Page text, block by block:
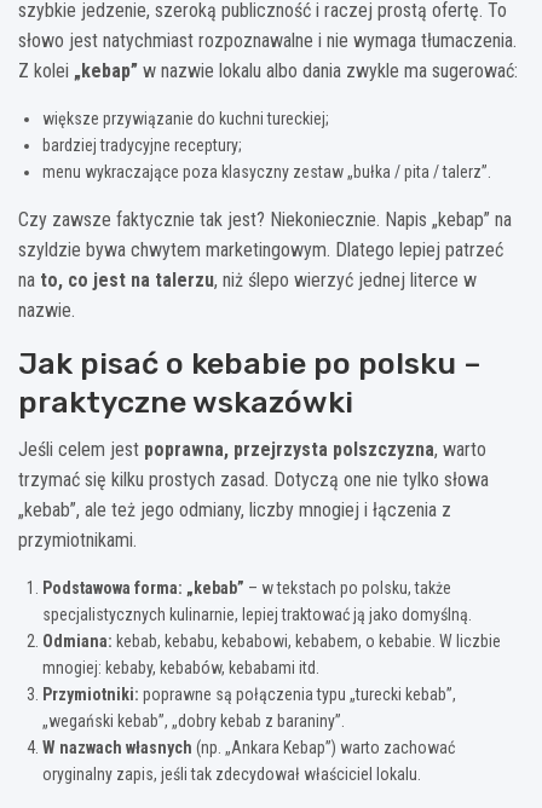
szybkie jedzenie, szeroką publiczność i raczej prostą ofertę. To
słowo jest natychmiast rozpoznawalne i nie wymaga tłumaczenia.
Z kolei „kebap” w nazwie lokalu albo dania zwykle ma sugerować:
większe przywiązanie do kuchni tureckiej;
bardziej tradycyjne receptury;
menu wykraczające poza klasyczny zestaw „bułka / pita / talerz”.
Czy zawsze faktycznie tak jest? Niekoniecznie. Napis „kebap” na
szyldzie bywa chwytem marketingowym. Dlatego lepiej patrzeć
na to, co jest na talerzu, niż ślepo wierzyć jednej literce w
nazwie.
Jak pisać o kebabie po polsku –
praktyczne wskazówki
Jeśli celem jest poprawna, przejrzysta polszczyzna, warto
trzymać się kilku prostych zasad. Dotyczą one nie tylko słowa
„kebab”, ale też jego odmiany, liczby mnogiej i łączenia z
przymiotnikami.
Podstawowa forma: „kebab” – w tekstach po polsku, także
specjalistycznych kulinarnie, lepiej traktować ją jako domyślną.
Odmiana: kebab, kebabu, kebabowi, kebabem, o kebabie. W liczbie
mnogiej: kebaby, kebabów, kebabami itd.
Przymiotniki: poprawne są połączenia typu „turecki kebab”,
„wegański kebab”, „dobry kebab z baraniny”.
W nazwach własnych (np. „Ankara Kebap”) warto zachować
oryginalny zapis, jeśli tak zdecydował właściciel lokalu.